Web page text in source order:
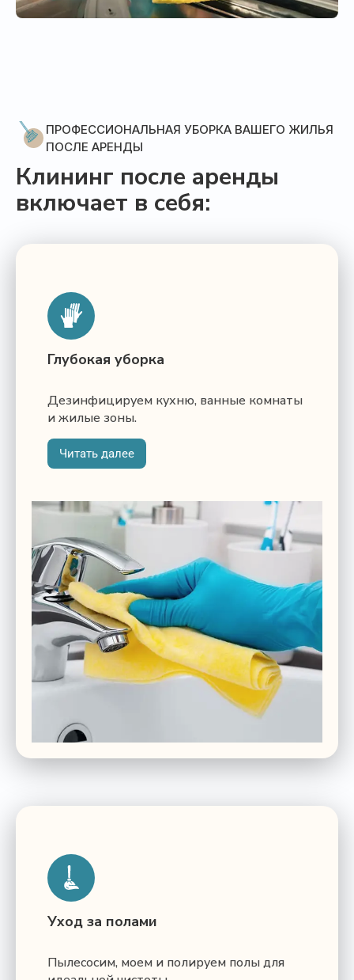
ПРОФЕССИОНАЛЬНАЯ УБОРКА ВАШЕГО ЖИЛЬЯ
ПОСЛЕ АРЕНДЫ
Клининг после аренды
включает в себя:
Глубокая уборка
Дезинфицируем кухню, ванные комнаты
и жилые зоны.
Читать далее
Уход за полами
Пылесосим, моем и полируем полы для